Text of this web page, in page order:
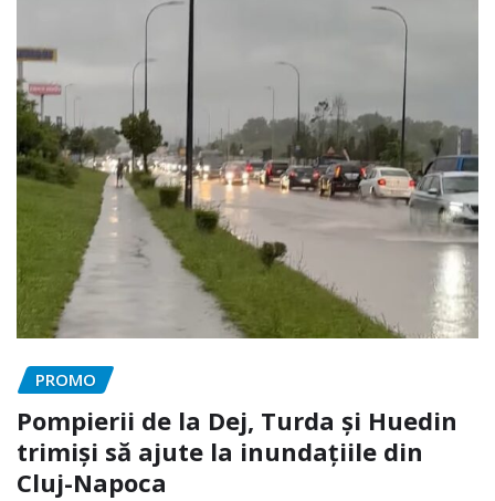
PROMO
Pompierii de la Dej, Turda și Huedin
trimiși să ajute la inundațiile din
Cluj-Napoca